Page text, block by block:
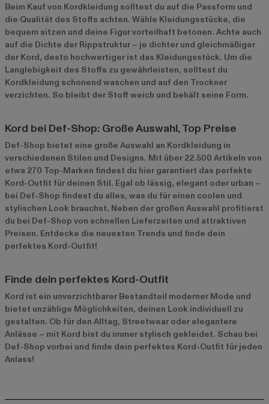
Beim Kauf von Kordkleidung solltest du auf die Passform und
die Qualität des Stoffs achten. Wähle Kleidungsstücke, die
bequem sitzen und deine Figur vorteilhaft betonen. Achte auch
auf die Dichte der Rippstruktur – je dichter und gleichmäßiger
der Kord, desto hochwertiger ist das Kleidungsstück. Um die
Langlebigkeit des Stoffs zu gewährleisten, solltest du
Kordkleidung schonend waschen und auf den Trockner
verzichten. So bleibt der Stoff weich und behält seine Form.
Kord bei Def-Shop: Große Auswahl, Top Preise
Def-Shop bietet eine große Auswahl an Kordkleidung in
verschiedenen Stilen und Designs. Mit über 22.500 Artikeln von
etwa 270 Top-Marken findest du hier garantiert das perfekte
Kord-Outfit für deinen Stil. Egal ob lässig, elegant oder urban –
bei Def-Shop findest du alles, was du für einen coolen und
stylischen Look brauchst. Neben der großen Auswahl profitierst
du bei Def-Shop von schnellen Lieferzeiten und attraktiven
Preisen. Entdecke die neuesten Trends und finde dein
perfektes Kord-Outfit!
Finde dein perfektes Kord-Outfit
Kord ist ein unverzichtbarer Bestandteil moderner Mode und
bietet unzählige Möglichkeiten, deinen Look individuell zu
gestalten. Ob für den Alltag, Streetwear oder elegantere
Anlässe – mit Kord bist du immer stylisch gekleidet. Schau bei
Def-Shop vorbei und finde dein perfektes Kord-Outfit für jeden
Anlass!